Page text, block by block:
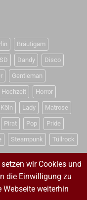
Bräutigam
Dandy Disco
Gentleman
Hochzeit Horror
Köln Lady Matrose
Pirat Pop Pride
Steampunk Tüllrock
wir Cookies und
die Einwilligung zu
Webseite weiterhin